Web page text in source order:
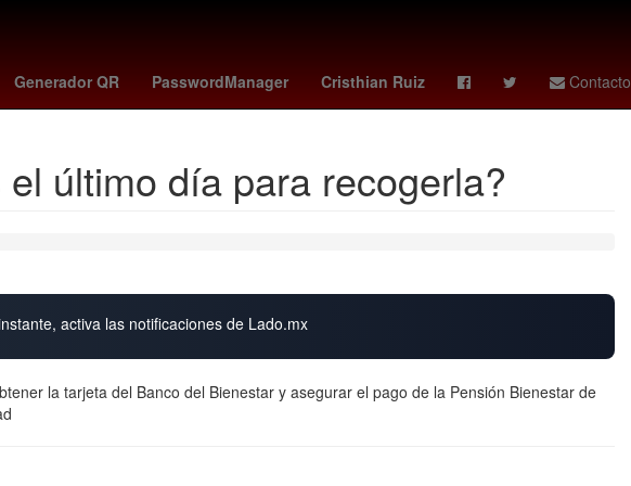
Generador QR PasswordManager Cristhian Ruiz Contacto
Stephen Curry curry Deadpool botafogo vs 26 de julio
último día para recogerla?
activa las notificaciones de Lado.mx
la tarjeta del Banco del Bienestar y asegurar el pago de la Pensión Bienestar de